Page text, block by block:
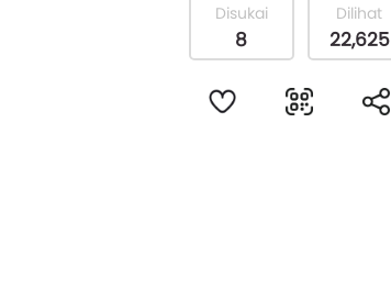
Disukai
8
Dilihat
22,625